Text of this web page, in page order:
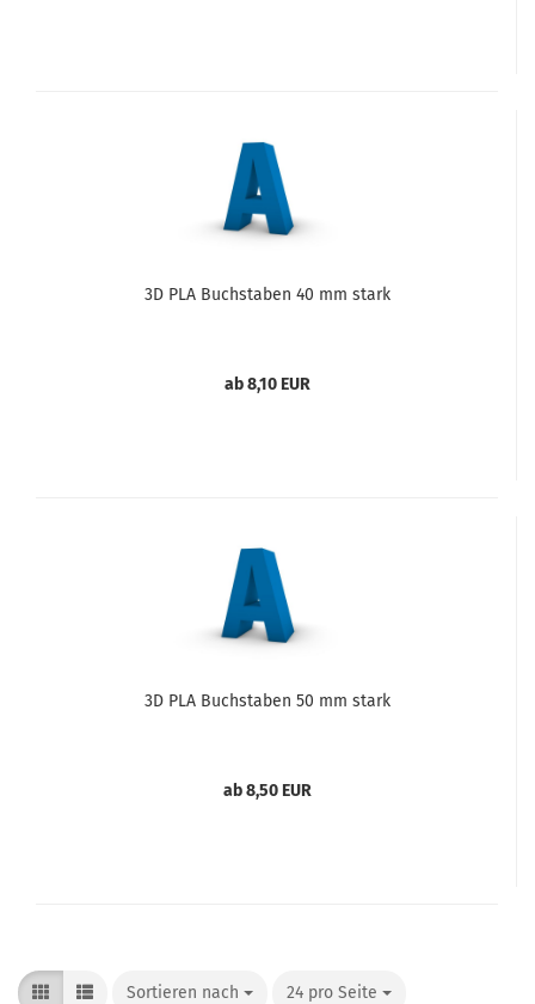
3D PLA Buchstaben 40 mm stark
ab 8,10 EUR
3D PLA Buchstaben 50 mm stark
ab 8,50 EUR
Sortieren nach
Sortieren nach 24 pro Seite
pro Seite